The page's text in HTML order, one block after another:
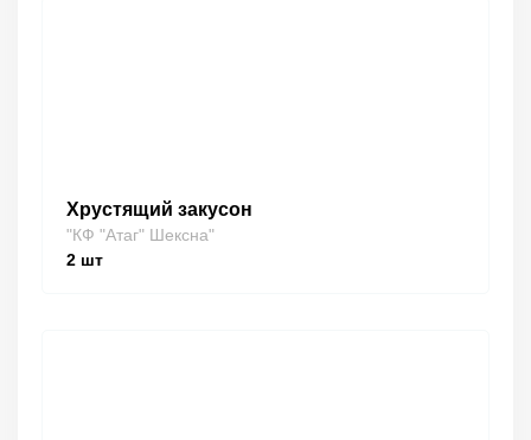
Хрустящий закусон
"КФ "Атаг" Шексна"
2 шт